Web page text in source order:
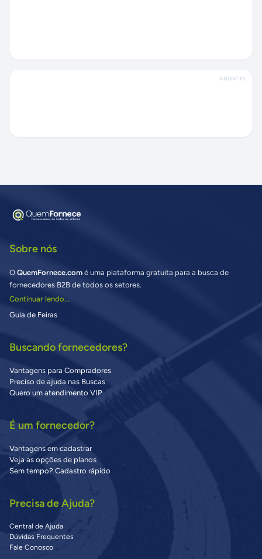
ANÚNCIO
Sobre nós
O QuemFornece.com é uma plataforma gratuita para a busca de
fornecedores B2B de todos os setores.
Continuar lendo...
Guia de Feiras
Buscando fornecedores?
Vantagens para Compradores
Preciso de ajuda nas Buscas
Quero um atendimento VIP
É um fornecedor?
Vantagens em cadastrar
Veja as opções de planos
Sem tempo? Cadastro rápido
Precisa de Ajuda?
Central de Ajuda
Dúvidas Frequentes
Fale Conosco